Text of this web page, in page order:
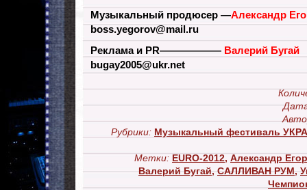
Музыкальный продюсер —Александр
boss.yegorov@mail.ru
Реклама и PR—————— Валерий Бугай
bugay2005@ukr.net
Рубрики: Музыкальный фестиваль
Метки: EURO-2012, Александр
Валерий Бугай,САЛЛИВАН РУМ,